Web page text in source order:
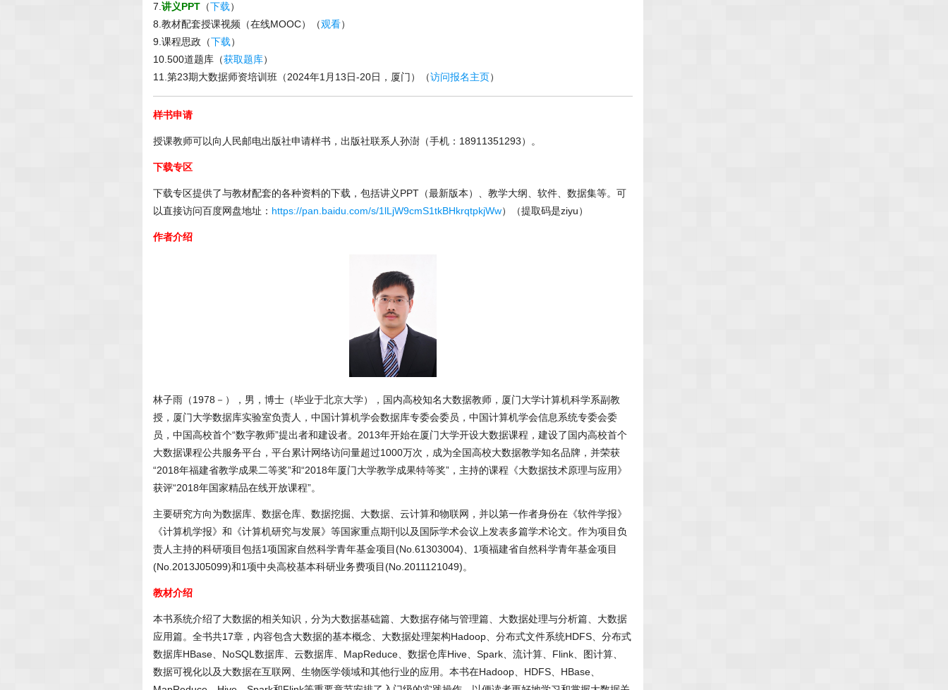
7. 讲义PPT （下载）
8.教材配套授课视频（在线MOOC）（观看）
9.课程思政（下载）
10.500道题库（获取题库）
11.第23期大数据师资培训班（2024年1月13日-20日，厦门）（访问报名主页）
样书申请
授课教师可以向人民邮电出版社申请样书，出版社联系人孙澍（手机：18911351293）。
下载专区
下载专区提供了与教材配套的各种资料的下载，包括讲义PPT（最新版本）、教学大纲、软件、数据集等。可
以直接访问百度网盘地址： https://pan.baidu.com/s/1lLjW9cmS1tkBHkrqtpkjWw）（提取码是ziyu）
作者介绍
林子雨（1978－），男，博士（毕业于北京大学），国内高校知名大数据教师，厦门大学计算机科学系副教
授，厦门大学数据库实验室负责人，中国计算机学会数据库专委会委员，中国计算机学会信息系统专委会委
员，中国高校首个“数字教师”提出者和建设者。2013年开始在厦门大学开设大数据课程，建设了国内高校首个
大数据课程公共服务平台，平台累计网络访问量超过1000万次，成为全国高校大数据教学知名品牌，并荣获
“2018年福建省教学成果二等奖”和“2018年厦门大学教学成果特等奖”，主持的课程《大数据技术原理与应用》
获评“2018年国家精品在线开放课程”。
主要研究方向为数据库、数据仓库、数据挖掘、大数据、云计算和物联网，并以第一作者身份在《软件学报》
《计算机学报》和《计算机研究与发展》等国家重点期刊以及国际学术会议上发表多篇学术论文。作为项目负
责人主持的科研项目包括1项国家自然科学青年基金项目(No.61303004)、1项福建省自然科学青年基金项目
(No.2013J05099)和1项中央高校基本科研业务费项目(No.2011121049)。
教材介绍
本书系统介绍了大数据的相关知识，分为大数据基础篇、大数据存储与管理篇、大数据处理与分析篇、大数据
应用篇。全书共17章，内容包含大数据的基本概念、大数据处理架构Hadoop、分布式文件系统HDFS、分布式
数据库HBase、NoSQL数据库、云数据库、MapReduce、数据仓库Hive、Spark、流计算、Flink、图计算、
数据可视化以及大数据在互联网、生物医学领域和其他行业的应用。本书在Hadoop、HDFS、HBase、